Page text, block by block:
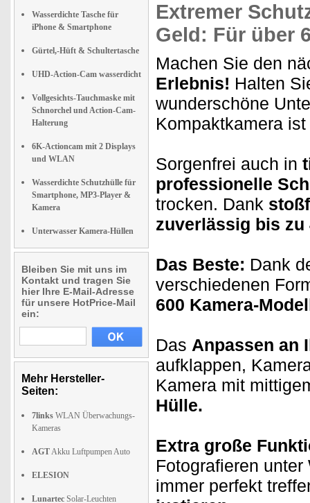
Wasserdichte Tasche für
iPhone & Smartphone
Gürtel,-Hüft & Schultertasche
UHD-Action-Cam wasserdicht
Vollgesichts-Tauchmaske mit
Schnorchel und Action-Cam-
Halterung
6K-Actioncam mit 2 Displays
und WLAN
Wasserdichte Schutzhülle für
Smartphone, MP3-Player &
Kamera
Unterwasser Kamera-Hüllen
Bleiben Sie mit uns im
Kontakt und tragen Sie
hier Ihre E-Mail-Adresse
für unsere HotPrice-Mail
ein:
Mehr Hersteller-
Seiten:
7links WLAN Überwachungs-
Kameras
AGTAkku Luftpumpen Auto
ELESION
Lunartec Solar-Leuchten
Extremer
Geld: Für über
Machen Sie den
Erlebnis! Halten
wunderschöne
Kompaktkamera ist
Sorgenfrei auch in
professionelle
trocken. Dank
zuverlässig bis zu
Das Beste: Dank
verschiedenen
600 Kamera-
Das Anpassen an
aufklappen,
Kamera mit
Hülle.
Extra große
Fotografieren
immer perfekt